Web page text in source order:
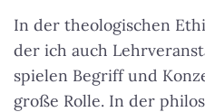
In der theologischen
der ich auch
spielen Begriff und
große Rolle. In der